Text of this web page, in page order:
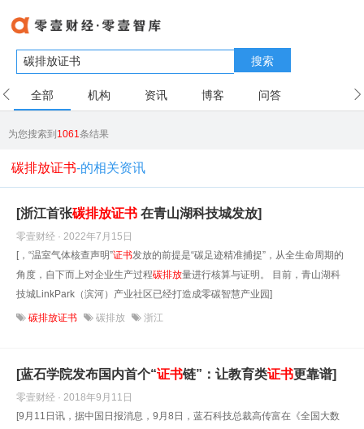
搜索
全部 机构 资讯 博客 问答
为您搜索到1061条结果
碳排放证书-的相关资讯
[浙江首张碳排放证书 在青山湖科技城发放]
零壹财经 · 2022年7月15日
[，“温室气体核查声明”证书发放的前提是“碳足迹精准捕捉”，从全生命周期的
角度，自下而上对企业生产过程碳排放量进行核算与证明。 目前，青山湖科
技城LinkPark（滨河）产业社区已经打造成零碳智慧产业园]
碳排放证书 碳排放 浙江
[蓝石学院发布国内首个“证书链”：让教育类证书更靠谱]
零壹财经 · 2018年9月11日
[9月11日讯，据中国日报消息，9月8日，蓝石科技总裁高传富在《全国大数